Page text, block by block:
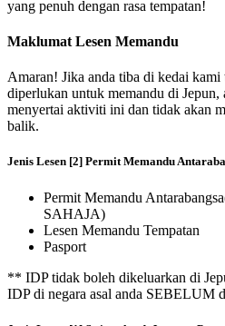
yang penuh dengan rasa tempatan!
Maklumat Lesen Memandu
Amaran! Jika anda tiba di kedai kami
diperlukan untuk memandu di Jepun,
menyertai aktiviti ini dan tidak akan
balik.
Jenis Lesen [2] Permit Memandu
Permit Memandu
SAHAJA)
Lesen Memandu Tempatan
Pasport
** IDP tidak boleh dikeluarkan di
IDP di negara asal anda SEBELUM